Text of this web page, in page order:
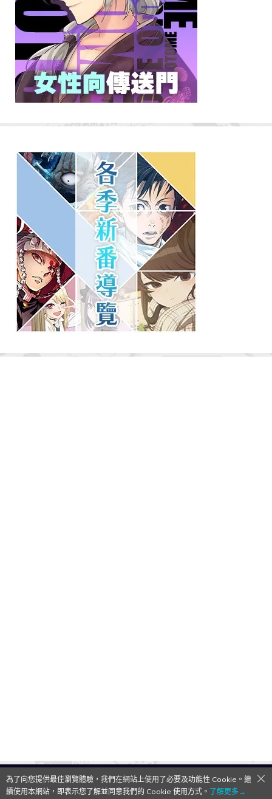
QooApp Limited © 2026
為了向您提供最佳瀏覽體驗，我們在網站上使用了必要及功能性 Cookie。繼
續使用本網站，即表示您了解並同意我們的 Cookie 使用方式。 了解更多→